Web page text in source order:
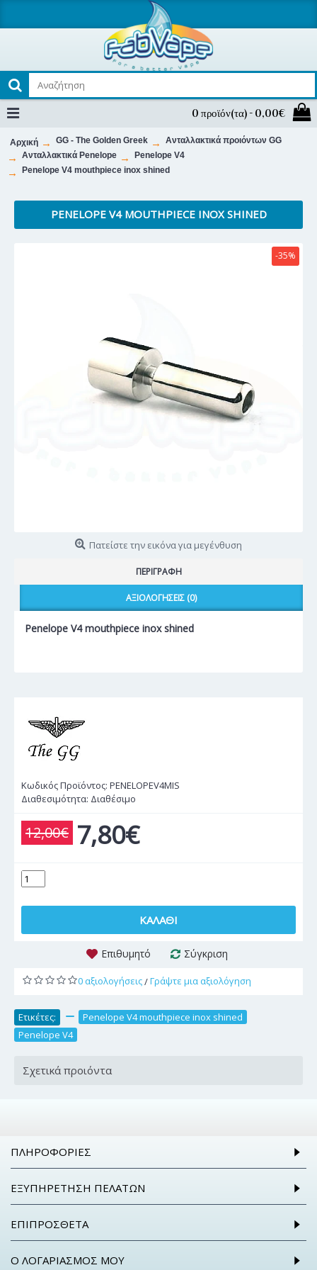
0 προϊόν(τα) - 0,00€
Αρχική GG - The Golden Greek
Ανταλλακτικά προιόντων GG
Ανταλλακτικά Penelope
Penelope V4
Penelope V4 mouthpiece inox shined
PENELOPE V4 MOUTHPIECE INOX SHINED
-35%
Πατείστε την εικόνα για μεγένθυση
ΠΕΡΙΓΡΑΦΉ
ΑΞΙΟΛΟΓΉΣΕΙΣ (0)
Penelope V4 mouthpiece inox shined
Κωδικός Προϊόντος: PENELOPEV4MIS
Διαθεσιμότητα: Διαθέσιμο
12,00€ 7,80€
ΚΑΛΆΘΙ
Επιθυμητό Σύγκριση
0 αξιολογήσεις/Γράψτε μια αξιολόγηση
Ετικέτες: Penelope V4 mouthpiece inox shined
Penelope V4
Σχετικά προιόντα
ΠΛΗΡΟΦΟΡΊΕΣ
ΕΞΥΠΗΡΈΤΗΣΗ ΠΕΛΑΤΏΝ
ΕΠΙΠΡΌΣΘΕΤΑ
Ο ΛΟΓΑΡΙΑΣΜΌΣ ΜΟΥ